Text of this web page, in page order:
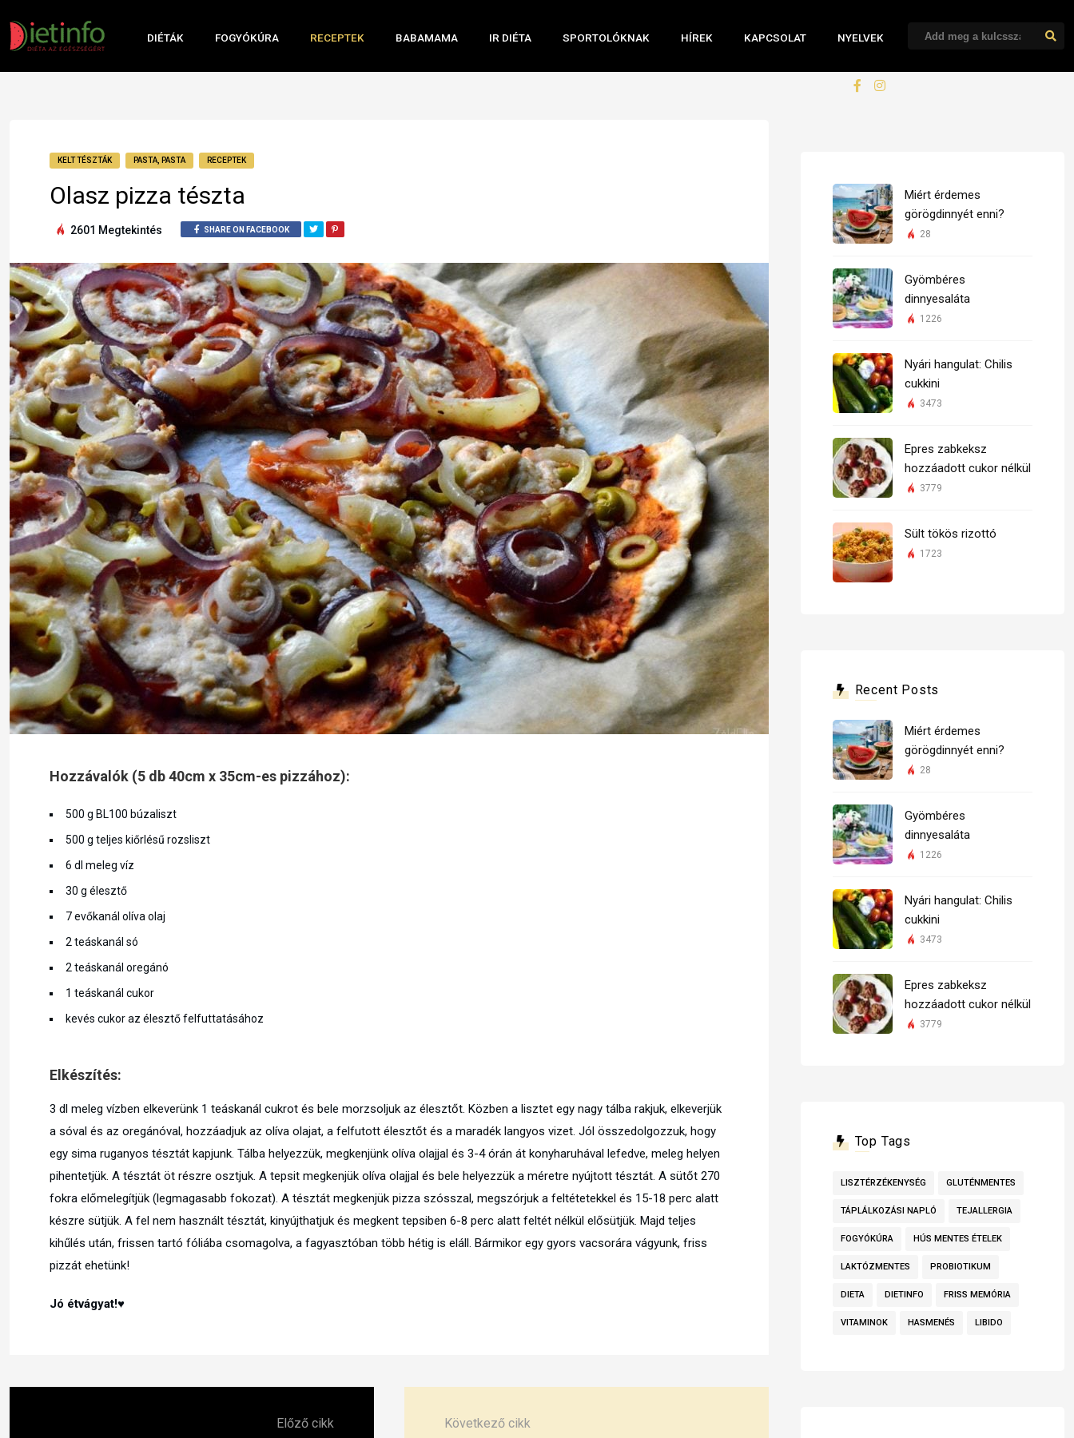
DIÉTÁK FOGYÓKÚRA RECEPTEK BABAMAMA IR DIÉTA SPORTOLÓKNAK HÍREK KAPCSOLAT NYELVEK
KELT TÉSZTÁK PASTA, PASTA RECEPTEK
Olasz pizza tészta
2601 Megtekintés SHARE ON FACEBOOK
Hozzávalók (5 db 40cm x 35cm-es pizzához):
500 g BL100 búzaliszt
500 g teljes kiőrlésű rozsliszt
6 dl meleg víz
30 g élesztő
7 evőkanál olíva olaj
2 teáskanál só
2 teáskanál oregánó
1 teáskanál cukor
kevés cukor az élesztő felfuttatásához
Elkészítés:
3 dl meleg vízben elkeverünk 1 teáskanál cukrot és bele morzsoljuk az élesztőt. Közben a lisztet egy nagy tálba rakjuk, elkeverjük
a sóval és az oregánóval, hozzáadjuk az olíva olajat, a felfutott élesztőt és a maradék langyos vizet. Jól összedolgozzuk, hogy
egy sima ruganyos tésztát kapjunk. Tálba helyezzük, megkenjünk olíva olajjal és 3-4 órán át konyharuhával lefedve, meleg helyen
pihentetjük. A tésztát öt részre osztjuk. A tepsit megkenjük olíva olajjal és bele helyezzük a méretre nyújtott tésztát. A sütőt 270
fokra előmelegítjük (legmagasabb fokozat). A tésztát megkenjük pizza szósszal, megszórjuk a feltétetekkel és 15-18 perc alatt
készre sütjük. A fel nem használt tésztát, kinyújthatjuk és megkent tepsiben 6-8 perc alatt feltét nélkül elősütjük. Majd teljes
kihűlés után, frissen tartó fóliába csomagolva, a fagyasztóban több hétig is eláll. Bármikor egy gyors vacsorára vágyunk, friss
pizzát ehetünk!
Jó étvágyat!♥
Előző cikk Következő cikk
Miért érdemes
görögdinnyét enni?
28
Gyömbéres
dinnyesaláta
1226
Nyári hangulat: Chilis
cukkini
3473
Epres zabkeksz
hozzáadott cukor nélkül
3779
Sült tökös rizottó
1723
Recent Posts
Miért érdemes
görögdinnyét enni?
28
Gyömbéres
dinnyesaláta
1226
Nyári hangulat: Chilis
cukkini
3473
Epres zabkeksz
hozzáadott cukor nélkül
3779
Top Tags
LISZTÉRZÉKENYSÉG GLUTÉNMENTES
TÁPLÁLKOZÁSI NAPLÓ TEJALLERGIA
FOGYÓKÚRA HÚS MENTES ÉTELEK
LAKTÓZMENTES PROBIOTIKUM
DIETA DIETINFO FRISS MEMÓRIA
VITAMINOK HASMENÉS LIBIDO